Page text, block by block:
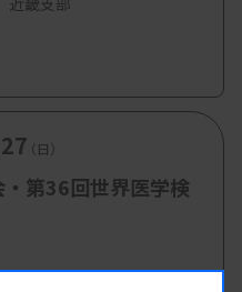
（日）
第36回世界医学検